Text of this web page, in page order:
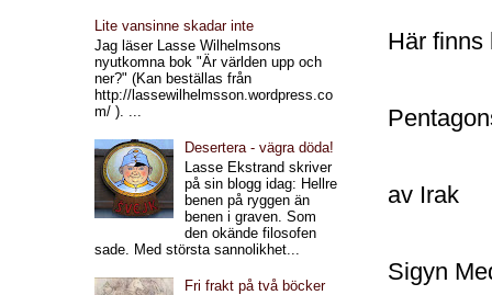
Här finns
av Irak
Sigyn
Lite vansinne skadar inte
Jag läser Lasse Wilhelmsons
nyutkomna bok "Är världen upp och
ner?" (Kan beställas från
http://lassewilhelmsson.wordpress.co
m/ ). ...
Desertera - vägra döda!
Lasse Ekstrand skriver
på sin blogg idag: Hellre
benen på ryggen än
benen i graven. Som
den okände filosofen
sade. Med största sannolikhet...
Fri frakt på två böcker